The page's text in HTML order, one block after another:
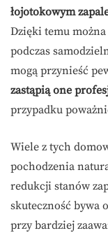
łojotokowym
Dzięki temu
podczas
mogą przynieść
zastąpią one
przypadku
Wiele z tych
pochodzenia
redukcji stanów
skuteczność bywa
przy bardziej